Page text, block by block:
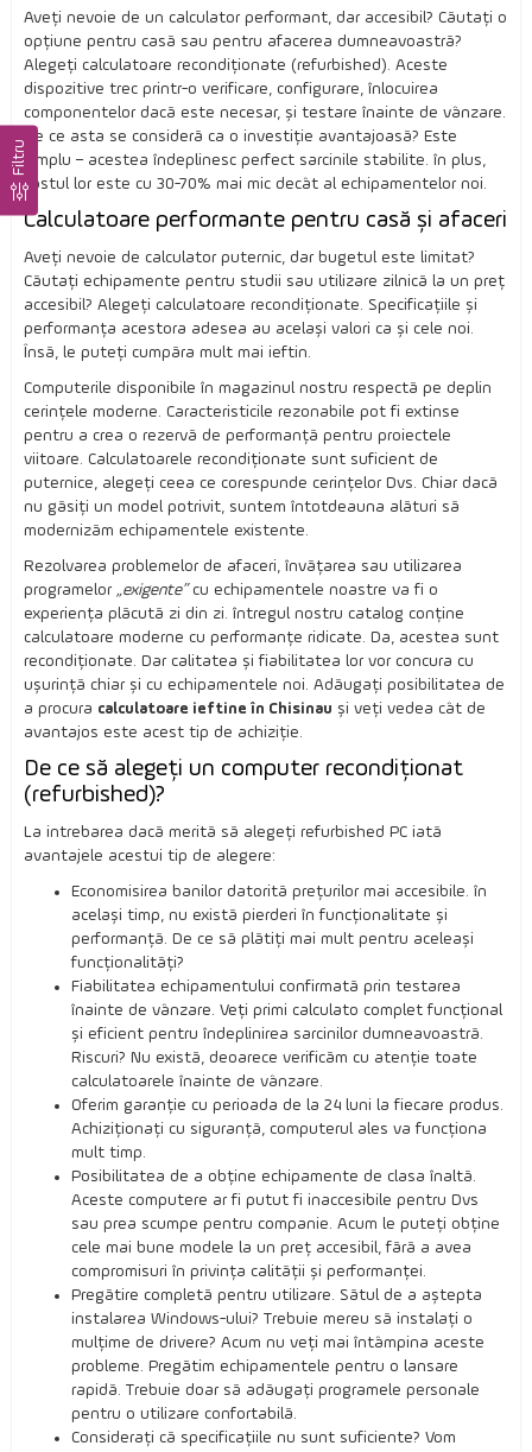
Filtru
Aveți nevoie de un calculator performant, dar accesibil? Căutați o
opțiune pentru casă sau pentru afacerea dumneavoastră?
Alegeți calculatoare recondiționate (refurbished). Aceste
dispozitive trec printr-o verificare, configurare, înlocuirea
componentelor dacă este necesar, și testare înainte de vânzare.
De ce asta se consideră ca o investiție avantajoasă? Este
simplu – acestea îndeplinesc perfect sarcinile stabilite. în plus,
costul lor este cu 30-70% mai mic decât al echipamentelor noi.
Calculatoare performante pentru casă și afaceri
Aveți nevoie de calculator puternic, dar bugetul este limitat?
Căutați echipamente pentru studii sau utilizare zilnică la un preț
accesibil? Alegeți calculatoare recondiționate. Specificațiile și
performanța acestora adesea au același valori ca și cele noi.
Însă, le puteți cumpăra mult mai ieftin.
Computerile disponibile în magazinul nostru respectă pe deplin
cerințele moderne. Caracteristicile rezonabile pot fi extinse
pentru a crea o rezervă de performanță pentru proiectele
viitoare. Calculatoarele recondiționate sunt suficient de
puternice, alegeți ceea ce corespunde cerințelor Dvs. Chiar dacă
nu găsiți un model potrivit, suntem întotdeauna alături să
modernizăm echipamentele existente.
Rezolvarea problemelor de afaceri, învățarea sau utilizarea
programelor „exigente”cu echipamentele noastre va fi o
experiența plăcută zi din zi. întregul nostru catalog conține
calculatoare moderne cu performanțe ridicate. Da, acestea sunt
recondiționate. Dar calitatea și fiabilitatea lor vor concura cu
ușurință chiar și cu echipamentele noi. Adăugați posibilitatea de
a procura calculatoare ieftine în Chisinau și veți vedea cât de
avantajos este acest tip de achiziție.
De ce să alegeți un computer recondiționat
(refurbished)?
La intrebarea dacă merită să alegeți refurbished PC iată
avantajele acestui tip de alegere:
Economisirea banilor datorită prețurilor mai accesibile. în
același timp, nu există pierderi în funcționalitate și
performanță. De ce să plătiți mai mult pentru aceleași
funcționalități?
Fiabilitatea echipamentului confirmată prin testarea
înainte de vânzare. Veți primi calculato complet funcțional
și eficient pentru îndeplinirea sarcinilor dumneavoastră.
Riscuri? Nu există, deoarece verificăm cu atenție toate
calculatoarele înainte de vânzare.
Oferim garanție cu perioada de la 24 luni la fiecare produs.
Achiziționați cu siguranță, computerul ales va funcționa
mult timp.
Posibilitatea de a obține echipamente de clasa înaltă.
Aceste computere ar fi putut fi inaccesibile pentru Dvs
sau prea scumpe pentru companie. Acum le puteți obține
cele mai bune modele la un preț accesibil, fără a avea
compromisuri în privința calității și performanței.
Pregătire completă pentru utilizare. Sătul de a aștepta
instalarea Windows-ului? Trebuie mereu să instalați o
mulțime de drivere? Acum nu veți mai întâmpina aceste
probleme. Pregătim echipamentele pentru o lansare
rapidă. Trebuie doar să adăugați programele personale
pentru o utilizare confortabilă.
Considerați că specificațiile nu sunt suficiente? Vom